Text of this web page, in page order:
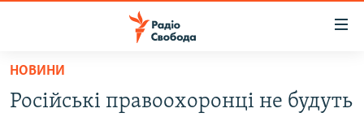
Перейти
основного
НОВИНИ
Російські правоохоронці не будуть